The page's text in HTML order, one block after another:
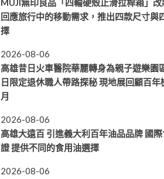
MUJI無印良品「四輪硬殼止滑拉桿箱」改
回應旅行中的移動需求，推出四款尺寸與
擇
2026-08-06
高雄昔日火車醫院華麗轉身為親子遊樂園
日限定退休職人帶路探秘 現地展回顧百年
月
2026-08-06
高雄大遠百 引進義大利百年油品品牌 國
證 提供不同的食用油選擇
2026-08-06